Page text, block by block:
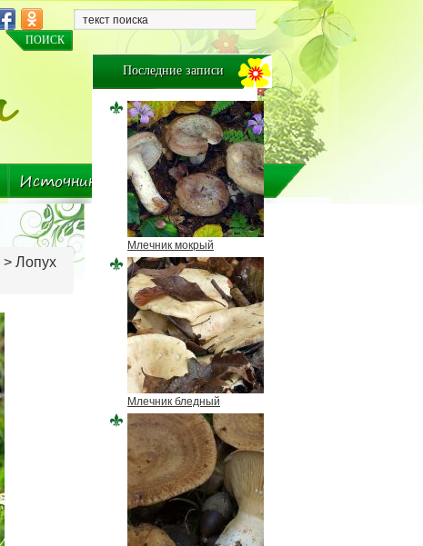
Источники и авторы
> Лопух
Последние записи
Млечник мокрый
Млечник бледный